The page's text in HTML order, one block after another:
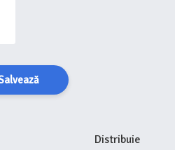
Distribuie